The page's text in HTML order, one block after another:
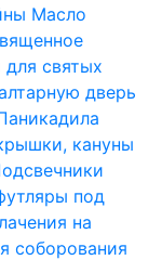
Масло
святых
дверь
кануны
под
на
соборования